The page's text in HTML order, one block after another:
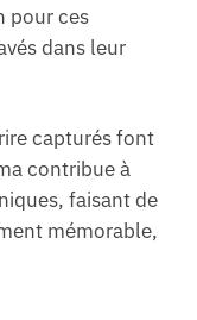
pour ces
dans leur
capturés font
contribue à
faisant de
mémorable,